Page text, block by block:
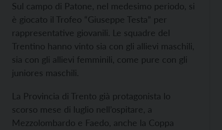
Sul campo di Patone, nel medesimo periodo, si
è giocato il Trofeo “Giuseppe Testa” per
rappresentative giovanili. Le squadre del
Trentino hanno vinto sia con gli allievi maschili,
sia con gli allievi femminili, come pure con gli
juniores maschili.
La Provincia di Trento già protagonista lo
scorso mese di luglio nell’ospitare, a
Mezzolombardo e Faedo, anche la Coppa